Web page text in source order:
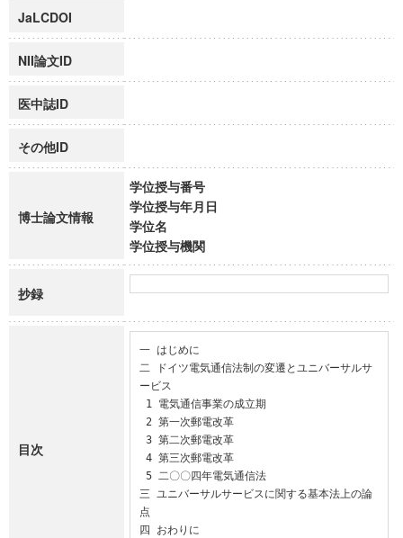
JaLCDOI
NII論文ID
医中誌ID
その他ID
博士論文情報
学位授与番号
学位授与年月日
学位名
学位授与機関
抄録
目次
一 はじめに
二 ドイツ電気通信法制の変遷とユニバーサルサ
ービス
三 ユニバーサルサービスに関する基本法上の論
点
四 おわりに